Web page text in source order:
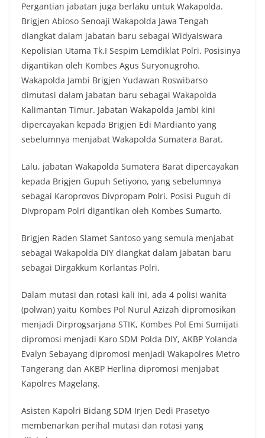
Pergantian jabatan juga berlaku untuk Wakapolda.
Brigjen Abioso Senoaji Wakapolda Jawa Tengah
diangkat dalam jabatan baru sebagai Widyaiswara
Kepolisian Utama Tk.I Sespim Lemdiklat Polri. Posisinya
digantikan oleh Kombes Agus Suryonugroho.
Wakapolda Jambi Brigjen Yudawan Roswibarso
dimutasi dalam jabatan baru sebagai Wakapolda
Kalimantan Timur. Jabatan Wakapolda Jambi kini
dipercayakan kepada Brigjen Edi Mardianto yang
sebelumnya menjabat Wakapolda Sumatera Barat.
Lalu, jabatan Wakapolda Sumatera Barat dipercayakan
kepada Brigjen Gupuh Setiyono, yang sebelumnya
sebagai Karoprovos Divpropam Polri. Posisi Puguh di
Divpropam Polri digantikan oleh Kombes Sumarto.
Brigjen Raden Slamet Santoso yang semula menjabat
sebagai Wakapolda DIY diangkat dalam jabatan baru
sebagai Dirgakkum Korlantas Polri.
Dalam mutasi dan rotasi kali ini, ada 4 polisi wanita
(polwan) yaitu Kombes Pol Nurul Azizah dipromosikan
menjadi Dirprogsarjana STIK, Kombes Pol Emi Sumijati
dipromosi menjadi Karo SDM Polda DIY, AKBP Yolanda
Evalyn Sebayang dipromosi menjadi Wakapolres Metro
Tangerang dan AKBP Herlina dipromosi menjabat
Kapolres Magelang.
Asisten Kapolri Bidang SDM Irjen Dedi Prasetyo
membenarkan perihal mutasi dan rotasi yang